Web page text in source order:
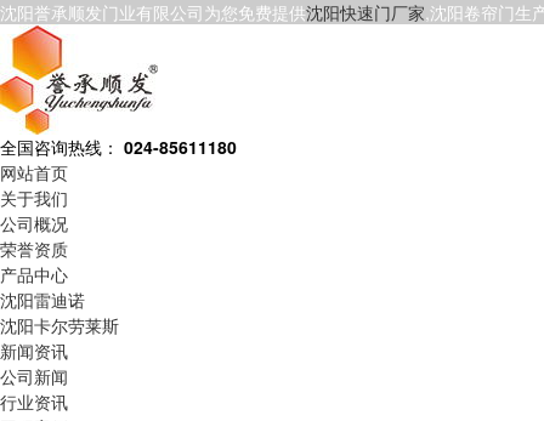
沈阳誉承顺发门业有限公司为您免费提供沈阳快速门厂家,沈阳卷帘门生
全国咨询热线： 024-85611180
网站首页
关于我们
公司概况
荣誉资质
产品中心
沈阳雷迪诺
沈阳卡尔劳莱斯
新闻资讯
公司新闻
行业资讯